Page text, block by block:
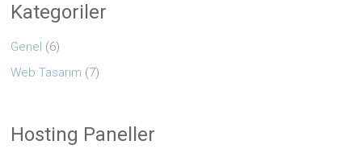
Kategoriler
Genel (6)
Web Tasarım (7)
Hosting Paneller